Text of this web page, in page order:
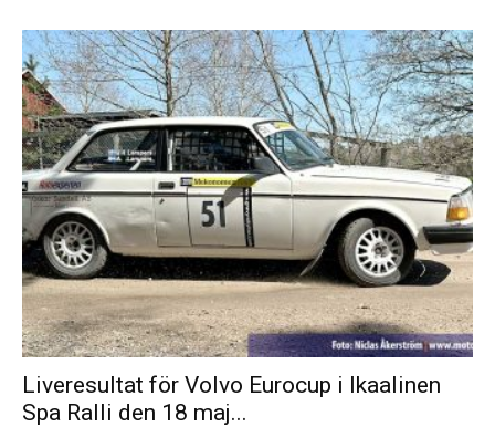
Liveresultat för Volvo Eurocup i Ikaalinen
Spa Ralli den 18 maj...